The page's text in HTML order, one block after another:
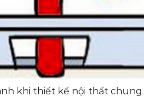
khi thiết kế nội thất